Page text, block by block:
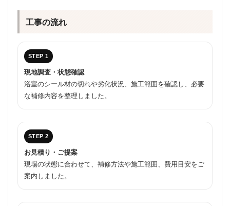
工事の流れ
STEP 1
現地調査・状態確認
浴室のシール材の切れや劣化状況、施工範囲を確認し、必要
な補修内容を整理しました。
STEP 2
お見積り・ご提案
現場の状態に合わせて、補修方法や施工範囲、費用目安をご
案内しました。